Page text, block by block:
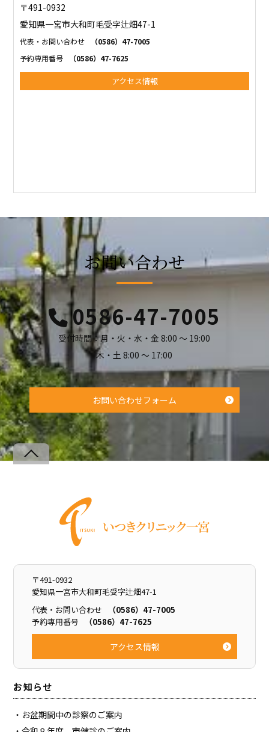
〒491-0932
愛知県一宮市大和町毛受字辻畑47-1
代表・お問い合わせ
（0586）47-7005
予約専用番号
（0586）47-7625
アクセス情報
お問い合わせ
0586-47-7005
受付時間：月・火・水・金 8:00 ～ 19:00
木・土 8:00 ～ 17:00
お問い合わせフォーム
Back
〒491-0932
愛知県一宮市大和町毛受字辻畑47-1
代表・お問い合わせ
（0586）47-7005
予約専用番号
（0586）47-7625
アクセス情報
お知らせ
お盆期間中の診察のご案内